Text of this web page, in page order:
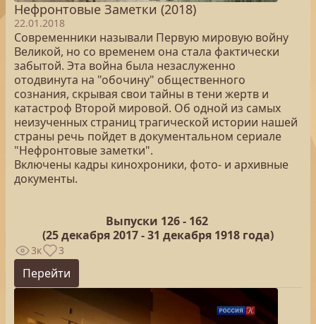
Нефронтовые Заметки (2018)
22.01.2018
Современники называли Первую мировую войну
Великой, но со временем она стала фактически
забытой. Эта война была незаслуженно
отодвинута на "обочину" общественного
сознания, скрывая свои тайны в тени жертв и
катастроф Второй мировой. Об одной из самых
неизученных страниц трагической истории нашей
страны речь пойдет в документальном сериале
"Нефронтовые заметки".
Включены кадры кинохроники, фото- и архивные
документы.
Выпуски 126 - 162
(25декабря 2017 - 31 декабря 1918 года)
3к 3
Перейти